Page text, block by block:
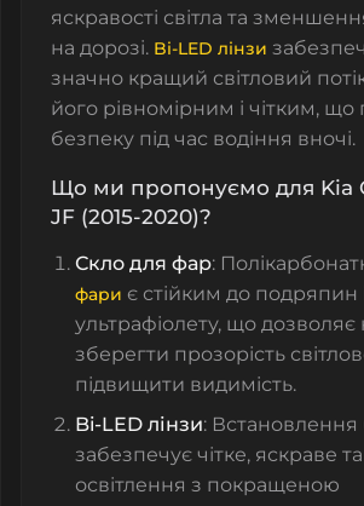
яскравості світла та
на дорозі. Bi-LED лінзи
значно кращий світловий
його рівномірним і чітким,
безпеку під час водіння вночі.
Що ми пропонуємо для Kia
JF (2015-2020)?
Скло для фар:
фари є стійким до подряпин
ультрафіолету, що дозволяє
зберегти прозорість
підвищити видимість.
Bi-LED лінзи: Встановлення
забезпечує чітке, яскраве
освітлення з покращеною